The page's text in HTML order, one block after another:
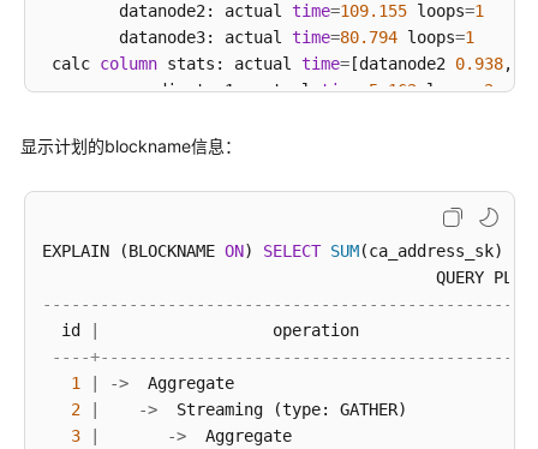
        datanode2: actual
time=109.155 loops=1
        datanode3: actual
time=80.794 loops=1
calc column stats: actual time= [datanode2 0.938,
        coordinator1: actual
time=5.162 loops=2
        datanode2: actual
calc index stats: actual time=[datanode3 12.392,
loops=1
        datanode1: actual
time =15.933 loops=
loops=1
        datanode3: actual
time = 12.392 loops = 1
calc expr stats: actual time=[datanode3
        coordinator1: actual
time = 55.608 loops = 1
        datanode1: actual
        datanode2: actual
time 78.442 loops
        datanode3: actual
显示计划的blockname信息：
EXPLAIN (BLOCKNAME ON) SELECT SUM(ca_address_sk)
  id
----
1
->
2
->
Streaming (type:
3
->